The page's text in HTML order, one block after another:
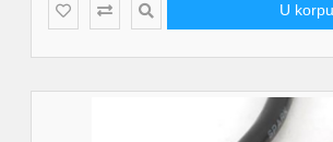
U korpu